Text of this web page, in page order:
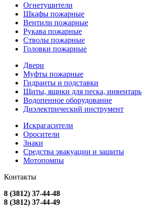
Огнетушители
Шкафы пожарные
Вентили пожарные
Рукава пожарные
Стволы пожарные
Головки пожарные
Двери
Муфты пожарные
Гидранты и подставки
Щиты, ящики для песка, инвентарь
Водопенное оборудование
Диэлектрический инструмент
Искрагасители
Оросители
Знаки
Средства эвакуации и защиты
Мотопомпы
Контакты
8 (3812) 37-44-48
8 (3812) 37-44-49